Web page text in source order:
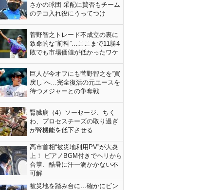
さかの球団 采配に賛否もチーム
のテコ入れ役にうってつけ
菅野智之トレード不成立の裏に
致命的な“前科”…ここまで11勝4
敗でも市場価値が低かったワケ
巨人が今オフにも菅野智之を“買
戻し”へ…完全復活の元エースを
待つメジャーとの争奪戦
腎臓病（4）ソーセージ、ちく
わ、プロセスチーズの取り過ぎ
が腎機能を低下させる
高市首相“被災地利用PV”が大炎
上！ ピアノBGM付きでヘリから
合掌、酷暑に汗一滴かかない不
可解
被災地を踏み台に…確かにビン